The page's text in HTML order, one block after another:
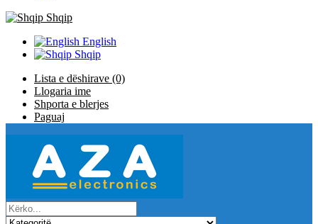
Shqip
English
Shqip
Lista e dëshirave (0)
Llogaria ime
Shporta e blerjes
Paguaj